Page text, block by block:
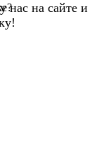
нас на сайте и